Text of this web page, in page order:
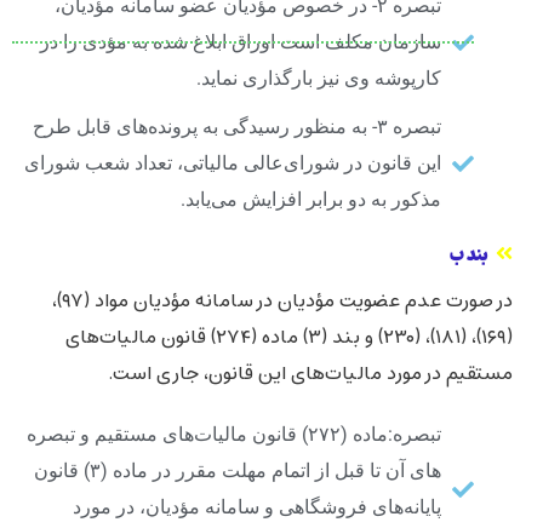
تبصره ۲- در خصوص مؤدیان عضو سامانه مؤدیان،
سازمان مکلف است اوراق ابلاغ شده به مؤدی را در
کارپوشه وی نیز بارگذاری نماید.
تبصره ۳- به منظور رسیدگی به پرونده‌های قابل طرح
این قانون در شورای‌عالی مالیاتی، تعداد شعب شورای
مذکور به دو برابر افزایش می‌یابد.
بند ب
در صورت عدم عضویت مؤدیان در سامانه مؤدیان مواد (۹۷)،
(۱۶۹)، (۱۸۱)، (۲۳۰) و بند (۳) ماده ‌(۲۷۴) قانون مالیات‌های
مستقیم در مورد مالیات‌های این قانون، جاری است.
تبصره:ماده ‌(۲۷۲) قانون مالیات‌های مستقیم و تبصره
‌های آن تا قبل از اتمام مهلت مقرر در ماده ‌(۳) قانون
پایانه‌های فروشگاهی و سامانه مؤدیان، در مورد